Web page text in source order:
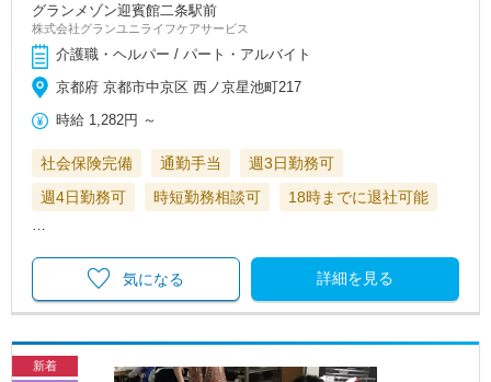
グランメゾン迎賓館二条駅前
株式会社グランユニライフケアサービス
介護職・ヘルパー / パート・アルバイト
京都府 京都市中京区 西ノ京星池町217
時給 1,282円 ～
社会保険完備 通勤手当
週3日勤務可
週4日勤務可
時短勤務相談可 18時までに退社可能
…
詳細を見る
気になる
新着